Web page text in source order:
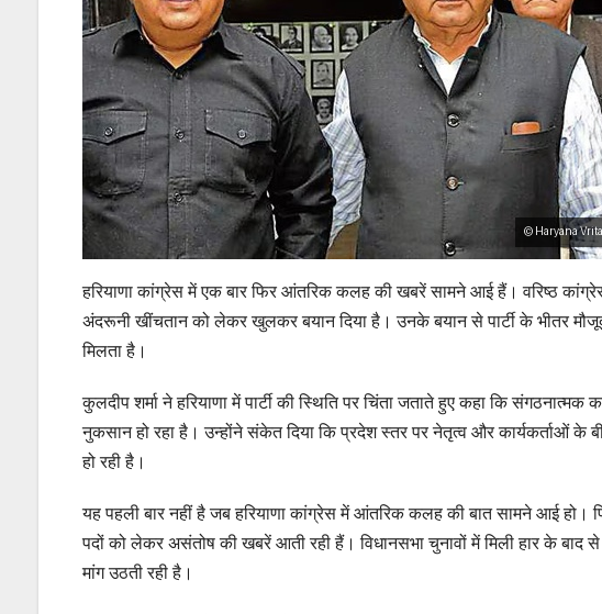
हरियाणा कांग्रेस में एक बार फिर आंतरिक कलह की खबरें सामने आई हैं। वरिष्ठ
अंदरूनी खींचतान को लेकर खुलकर बयान दिया है। उनके बयान से पार्टी के भीतर
मिलता है।
कुलदीप शर्मा ने हरियाणा में पार्टी की स्थिति पर चिंता जताते हुए कहा कि
नुकसान हो रहा है। उन्होंने संकेत दिया कि प्रदेश स्तर पर नेतृत्व और कार्यकर्ताओं के
हो रही है।
यह पहली बार नहीं है जब हरियाणा कांग्रेस में आंतरिक कलह की बात सामने आई हो।
पदों को लेकर असंतोष की खबरें आती रही हैं। विधानसभा चुनावों में मिली हार के बाद से
मांग उठती रही है।